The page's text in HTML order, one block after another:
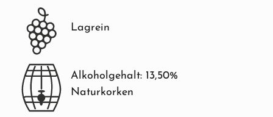
Lagrein
Alkoholgehalt: 13,50%
Naturkorken